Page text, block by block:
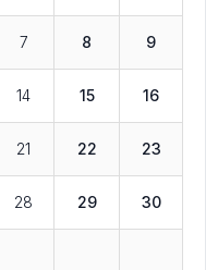
7 8 9
14 15 16
21 22 23
28 29 30